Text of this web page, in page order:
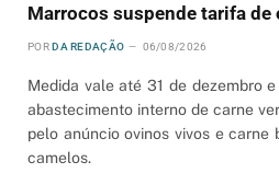
Marrocos suspende tarifa
POR DA REDAÇÃO 06/08/2026
Medida vale até 31 de dezembro
abastecimento interno de carne
pelo anúncio ovinos vivos e carne
camelos.